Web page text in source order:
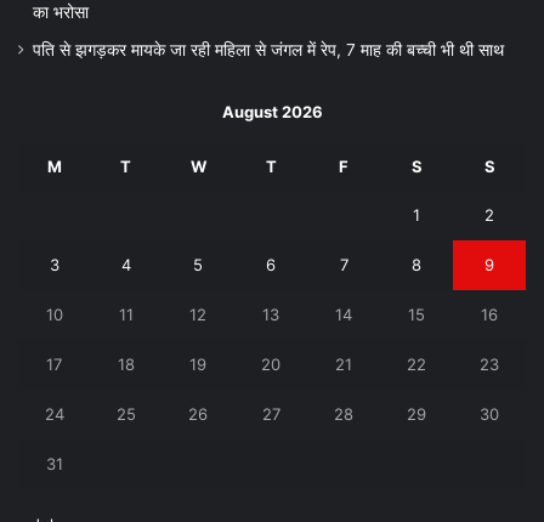
का भरोसा
पति से झगड़कर मायके जा रही महिला से जंगल में रेप, 7 माह की बच्ची भी थी साथ
August 2026
M T W T F S S
1 2
3 4 5 6 7 8 9
10 11 12 13 14 15 16
17 18 19 20 21 22 23
24 25 26 27 28 29 30
31